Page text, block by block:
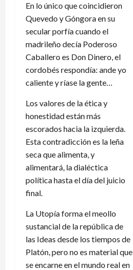
En lo único que coincidieron
Quevedo y Góngora en su
secular porfía cuando el
madrileño decía Poderoso
Caballero es Don Dinero, el
cordobés respondía: ande yo
caliente y ríase la gente…
Los valores de la ética y
honestidad están más
escorados hacia la izquierda.
Esta contradicción es la leña
seca que alimenta, y
alimentará, la dialéctica
política hasta el día del juicio
final.
La Utopía forma el meollo
sustancial de la república de
las Ideas desde los tiempos de
Platón, pero no es material que
se encarne en el mundo real en